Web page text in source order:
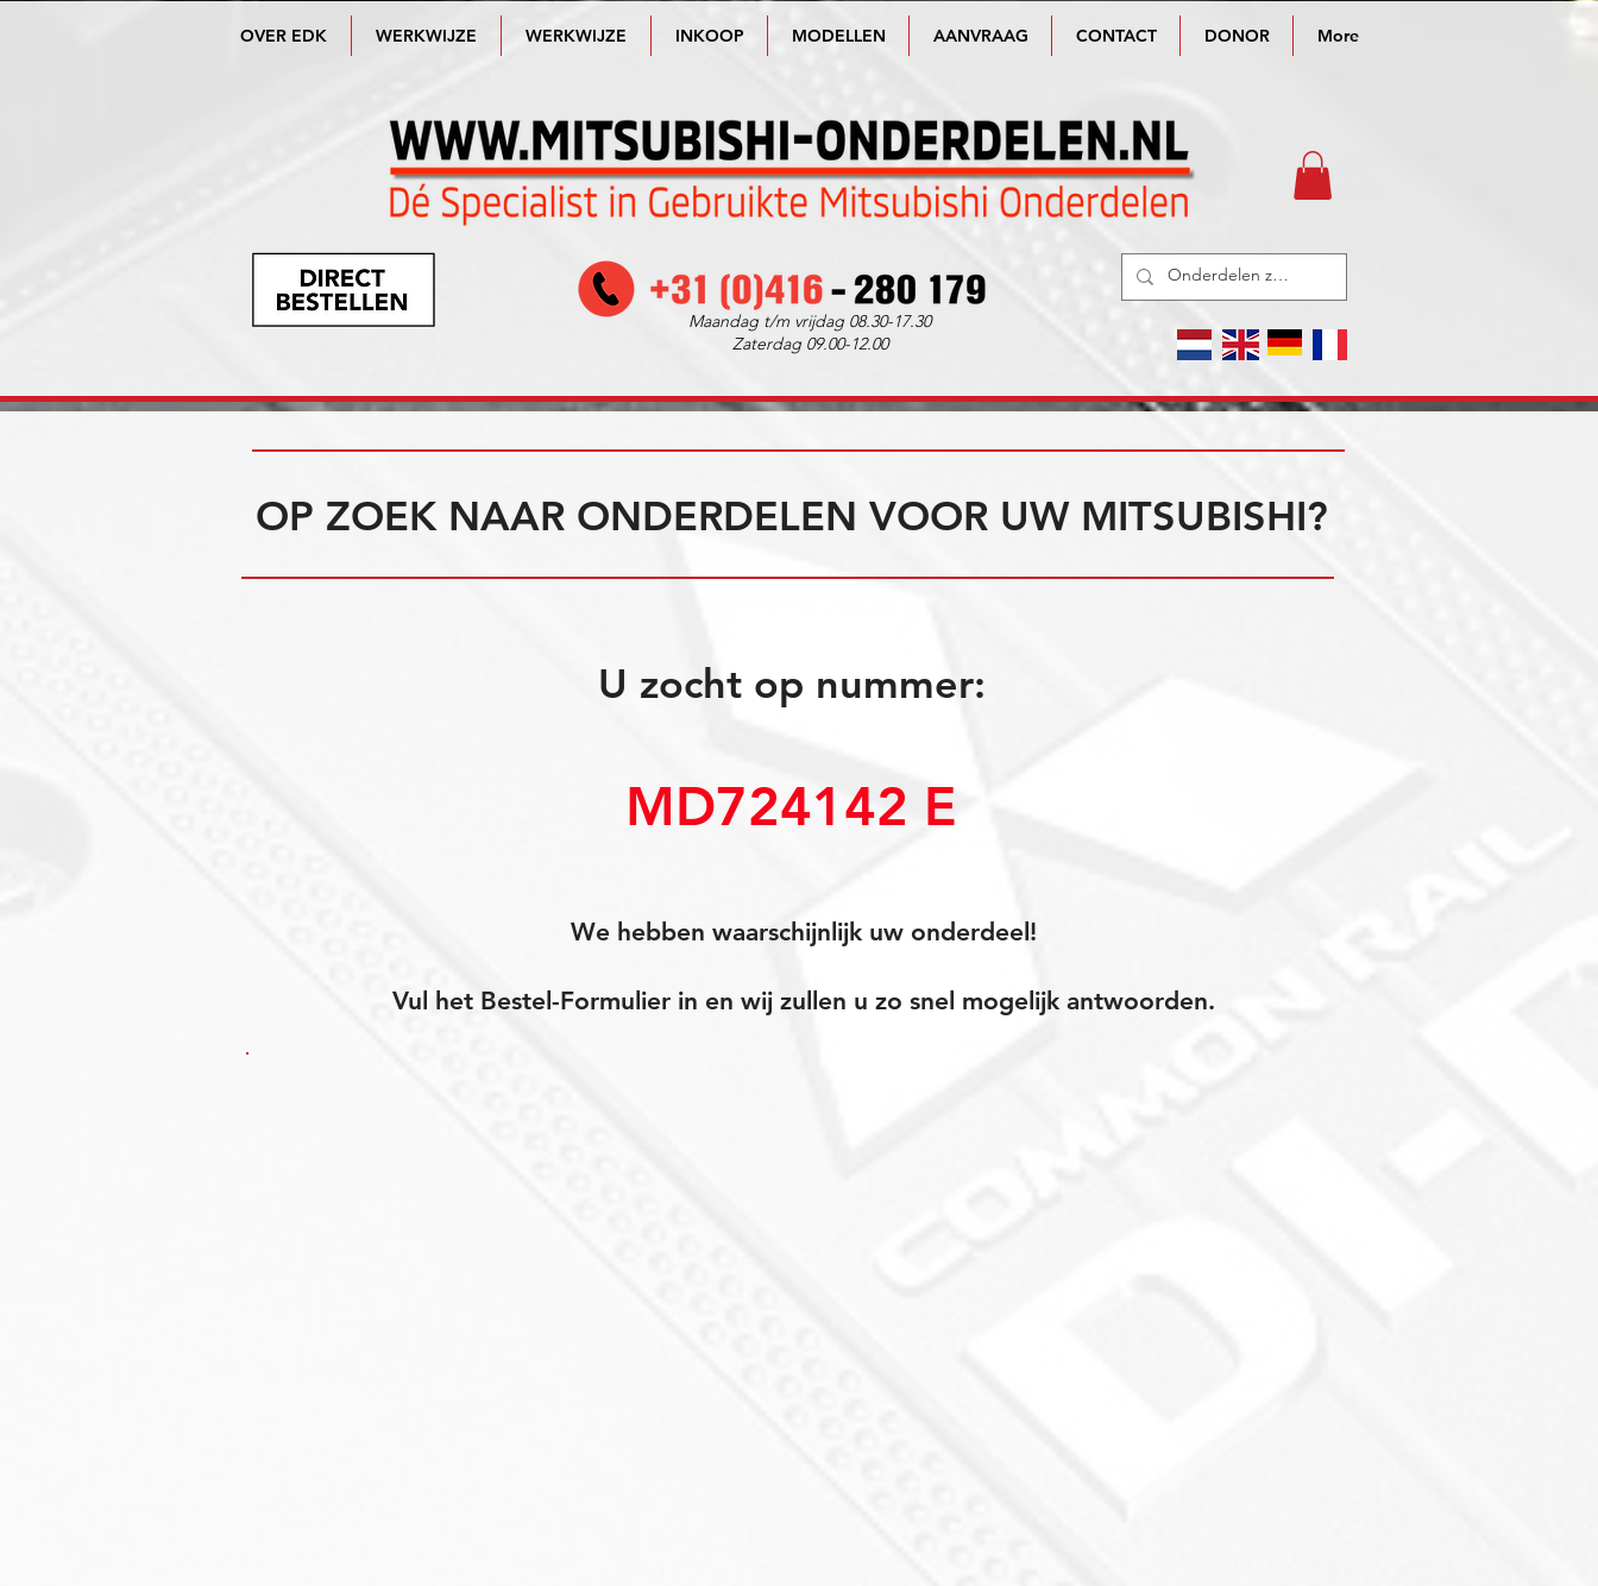
OVER EDK WERKWIJZE WERKWIJZE INKOOP MODELLEN AANVRAAG CONTACT DONOR More
Maandag t/m vrijdag 08.30-17.30
Zaterdag 09.00-12.00
OP ZOEK NAAR ONDERDELEN VOOR UW MITSUBISHI?
U zocht op nummer:
MD724142 E
We hebben waarschijnlijk uw onderdeel!
Vul het Bestel-Formulier in en wij zullen u zo snel mogelijk antwoorden.